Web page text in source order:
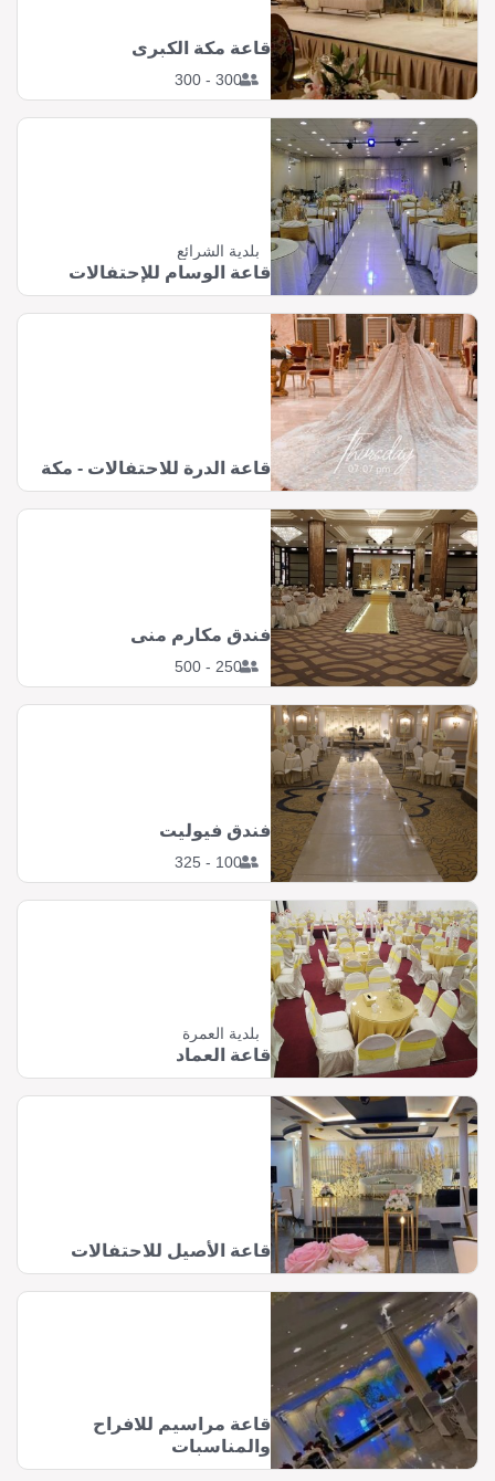
300 - 300
قاعة مكة الكبرى
بلدية الشرائع
قاعة الوسام للإحتفالات
قاعة الدرة للاحتفالات - مكة
250 - 500
فندق مكارم منى
100 - 325
فندق فيوليت
بلدية العمرة
قاعة العماد
قاعة الأصيل للاحتفالات
قاعة مراسيم للافراح
والمناسبات